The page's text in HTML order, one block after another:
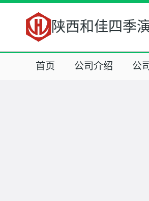
跳
容
陕西和佳四季
首页 公司介绍 公